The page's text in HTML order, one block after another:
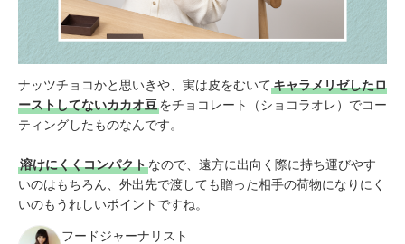
ナッツチョコかと思いきや、実は皮をむいてキャラメリゼしたロ
ーストしてないカカオ豆をチョコレート（ショコラオレ）でコー
ティングしたものなんです。
溶けにくくコンパクトなので、遠方に出向く際に持ち運びやす
いのはもちろん、外出先で渡しても贈った相手の荷物になりにく
いのもうれしいポイントですね。
フードジャーナリスト